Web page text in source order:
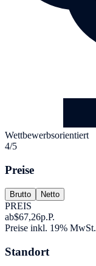
Wettbewerbsorientiert
4/5
Preise
Brutto Netto
PREIS
ab$67,26p.P.
Preise inkl. 19% MwSt.
Standort